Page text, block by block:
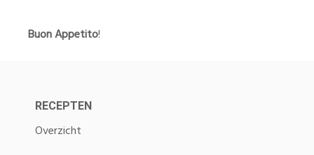
Buon Appetito!
RECEPTEN
Overzicht